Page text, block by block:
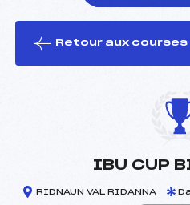
le ski
Retour aux courses
IBU CUP
RIDNAUN VAL RIDANNA